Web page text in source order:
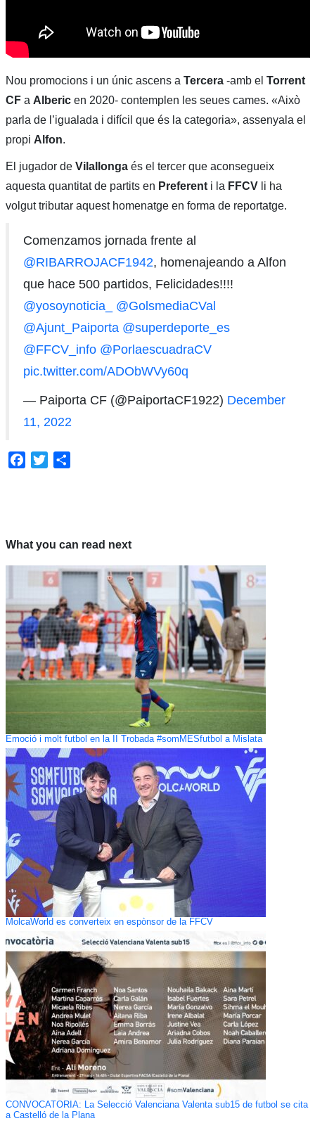
Nou promocions i un únic ascens a Tercera -amb el Torrent
CFa Alberic en 2020- contemplen les seues cames. «Això
parla de l’igualada i difícil que és la categoria», assenyala el
propi Alfon.
El jugador de Vilallonga és el tercer que aconsegueix
aquesta quantitat de partits en Preferent i la FFCV li ha
volgut tributar aquest homenatge en forma de reportatge.
Comenzamos jornada frente al
@RIBARROJACF1942, homenajeando a Alfon
que hace 500 partidos, Felicidades!!!!
@yosoynoticia_
@GolsmediaCVal
@Ajunt_Paiporta @superdeporte_es
@FFCV_info @PorlaescuadraCV
pic.twitter.com/ADObWVy60q
— Paiporta CF (@PaiportaCF1922) December
11, 2022
Facebook
Twitter
What you can read next
Emoció i molt futbol en la II Trobada #somMÉSfutbol a Mislata
MolcaWorld es converteix en espònsor de la FFCV
CONVOCATÒRIA: La Selecció Valenciana Valenta sub15 de futbol se cita
a Castelló de la Plana